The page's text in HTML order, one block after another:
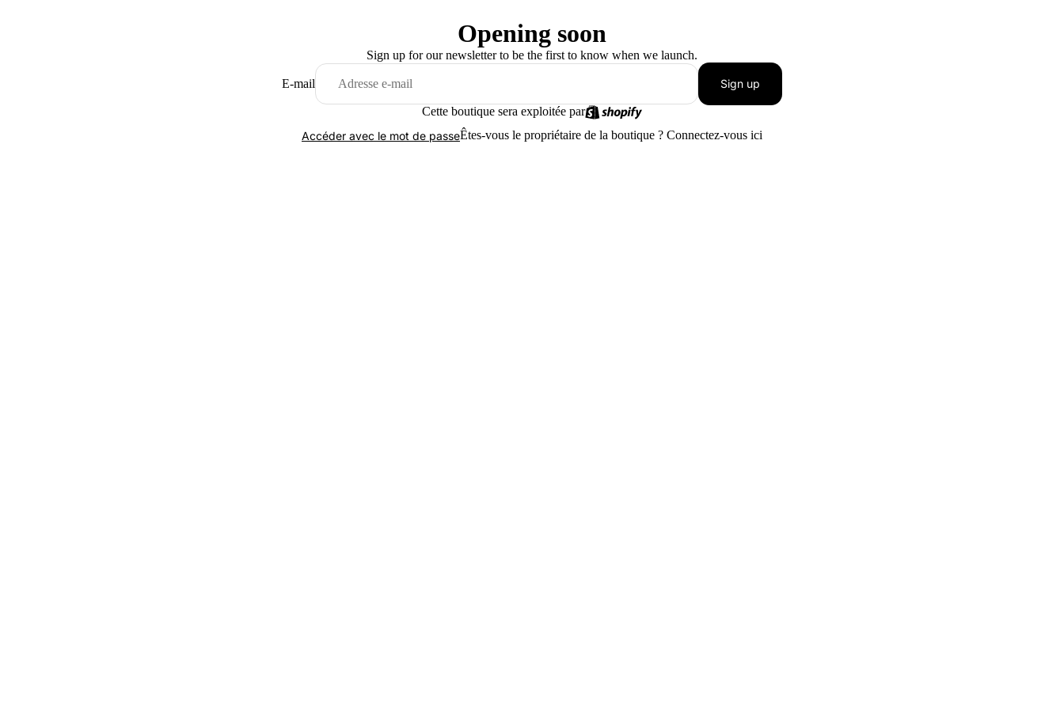
Opening soon
Sign up for our newsletter to be the first to know when we launch.
E-mail Sign up
Cette boutique sera exploitée par
Accéder avec le mot de passeÊtes-vous le propriétaire de la boutique ? Connectez-vous ici